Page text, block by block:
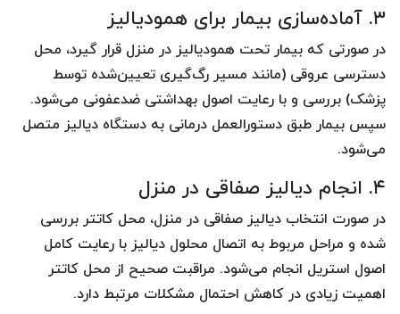
۳. آماده‌سازی بیمار برای همودیالیز
در صورتی که بیمار تحت همودیالیز در منزل قرار گیرد، محل
دسترسی عروقی (مانند مسیر رگ‌گیری تعیین‌شده توسط
پزشک) بررسی و با رعایت اصول بهداشتی ضدعفونی می‌شود.
سپس بیمار طبق دستورالعمل درمانی به دستگاه دیالیز متصل
می‌شود.
۴. انجام دیالیز صفاقی در منزل
در صورت انتخاب دیالیز صفاقی در منزل، محل کاتتر بررسی
شده و مراحل مربوط به اتصال محلول دیالیز با رعایت کامل
اصول استریل انجام می‌شود. مراقبت صحیح از محل کاتتر
اهمیت زیادی در کاهش احتمال مشکلات مرتبط دارد.